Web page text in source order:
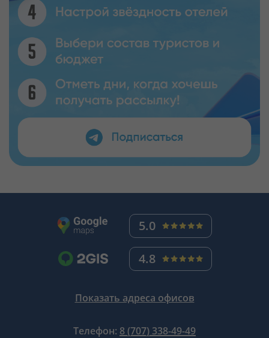
5.0
4.8
Показать адреса офисов
Телефон: 8 (707) 338-49-49